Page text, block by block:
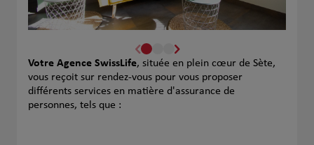
Votre Agence SwissLife, située en plein cœur de Sète,
vous reçoit sur rendez-vous pour vous proposer
différents services en matière d'assurance de
personnes, tels que :